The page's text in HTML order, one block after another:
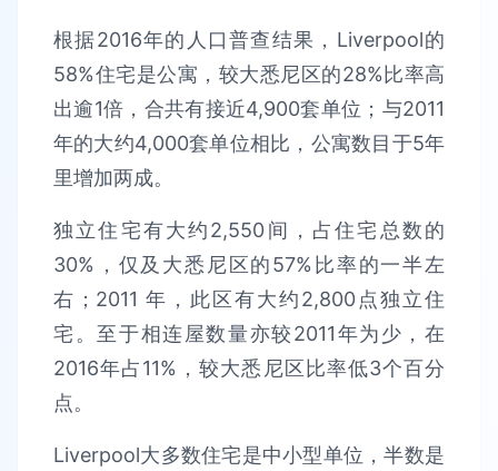
根据2016年的人口普查结果，Liverpool的
58%住宅是公寓，较大悉尼区的28%比率高
出逾1倍，合共有接近4,900套单位；与2011
年的大约4,000套单位相比，公寓数目于5年
里增加两成。
独立住宅有大约2,550间，占住宅总数的
30%，仅及大悉尼区的57%比率的一半左
右；2011 年，此区有大约2,800点独立住
宅。至于相连屋数量亦较2011年为少，在
2016年占11%，较大悉尼区比率低3个百分
点。
Liverpool大多数住宅是中小型单位，半数是